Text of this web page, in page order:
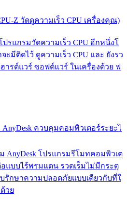
Z วัดดูความเร็ว CPU เครื่องคุณ)
ปรแกรมวัดความเร็ว CPU อีกหนึ่งโ
มีติดไว้ ดูความเร็ว CPU และ ยังรว
ารด์แวร์ ซอฟต์แวร์ ในเครื่องด้วย ฟ
AnyDesk ควบคุมคอมพิวเตอร์ระยะไ
AnyDesk โปรแกรมรีโมทคอมพิวเต
แบบไร้พรมแดน รวดเร็มไม่มีกระตุ
รักษาความปลอดภัยแบบเดียวกับที่ใ
วย